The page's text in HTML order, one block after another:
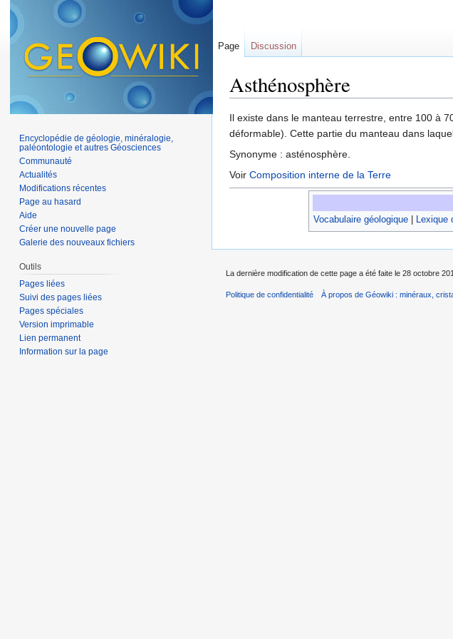
Asthénosphère
Il existe dans le manteau terrestre, entre 100 à
déformable). Cette partie du manteau dans
Synonyme : asténosphère.
Voir Composition interne de la Terre
Vocabulaire géologique| Lexique
Page Discussion
Encyclopédie de géologie, minéralogie,
paléontologie et autres Géosciences
Communauté
Actualités
Modifications récentes
Page au hasard
Aide
Créer une nouvelle page
Galerie des nouveaux fichiers
Outils
Pages liées
Suivi des pages liées
Pages spéciales
Version imprimable
Lien permanent
Information sur la page
La dernière modification de cette page a été faite le 28 octobre
Politique de confidentialité À propos de Géowiki : minéraux,